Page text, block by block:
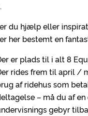
du hjælp eller
her bestemt en
er plads til i alt 8
rides frem til april /
af ridehus som
– må du af
gebyr